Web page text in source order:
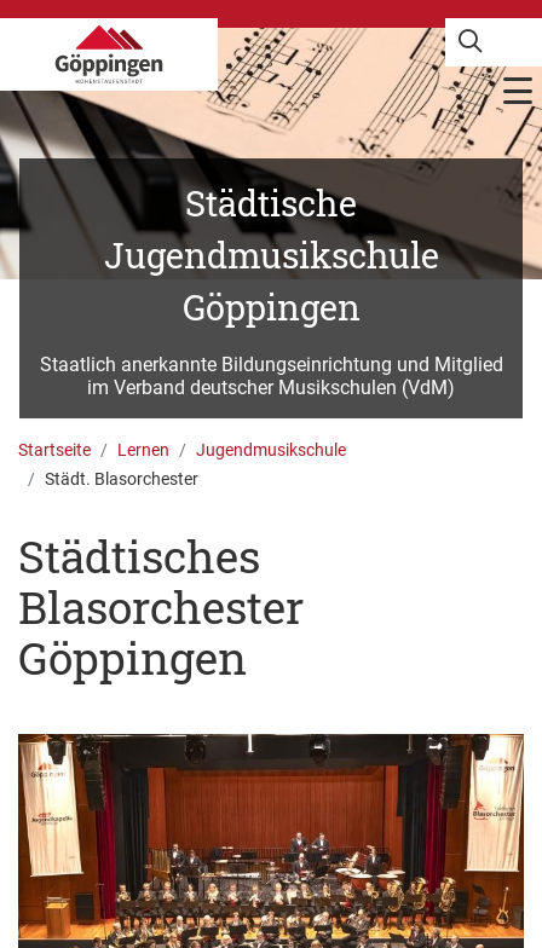
Städtische
Jugendmusikschule
Göppingen
Staatlich anerkannte Bildungseinrichtung und Mitglied
im Verband deutscher Musikschulen (VdM)
Startseite Lernen
Jugendmusikschule
Städt. Blasorchester
Städtisches
Blasorchester
Göppingen